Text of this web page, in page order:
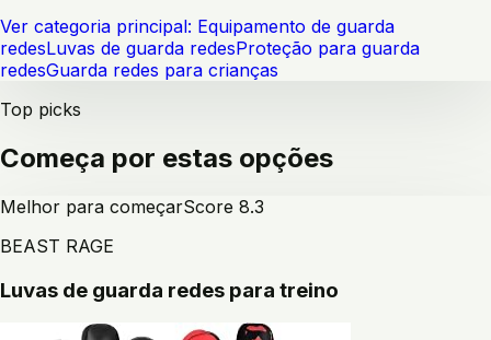
Ver categoria principal: Equipamento de guarda
redesLuvas de guarda redesProteção para guarda
redesGuarda redes para crianças
Top picks
Começa por estas opções
Melhor para começarScore 8.3
BEAST RAGE
Luvas de guarda redes para treino